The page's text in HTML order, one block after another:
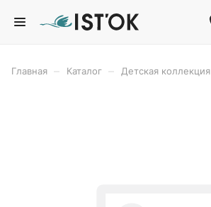
Главная Каталог Детская коллекция